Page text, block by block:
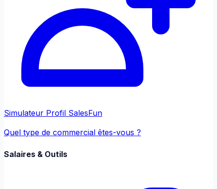
Simulateur Profil SalesFun
Quel type de commercial êtes-vous ?
Salaires & Outils